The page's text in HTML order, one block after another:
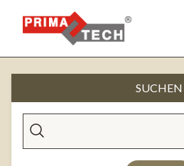
SUCHEN